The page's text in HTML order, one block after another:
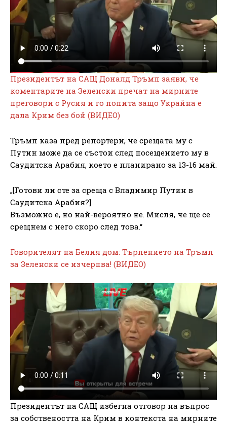
Президентът на САЩ Доналд Тръмп заяви, че
коментарите на Зеленски пречат на мирните
преговори с Русия и го попита защо Украйна е
дала Крим без бой (ВИДЕО)
Тръмп каза пред репортери, че срещата му с
Путин може да се състои след посещението му в
Саудитска Арабия, което е планирано за 13-16 май.
„[Готови ли сте за среща с Владимир Путин в
Саудитска Арабия?]
Възможно е, но най-вероятно не. Мисля, че ще се
срещнем с него скоро след това.“
Говорителят на Белия дом: Търпението на Тръмп
за Зеленски се изчерпва! (ВИДЕО)
Президентът на САЩ избегна отговор на въпрос
за собствеността на Крим в контекста на мирните